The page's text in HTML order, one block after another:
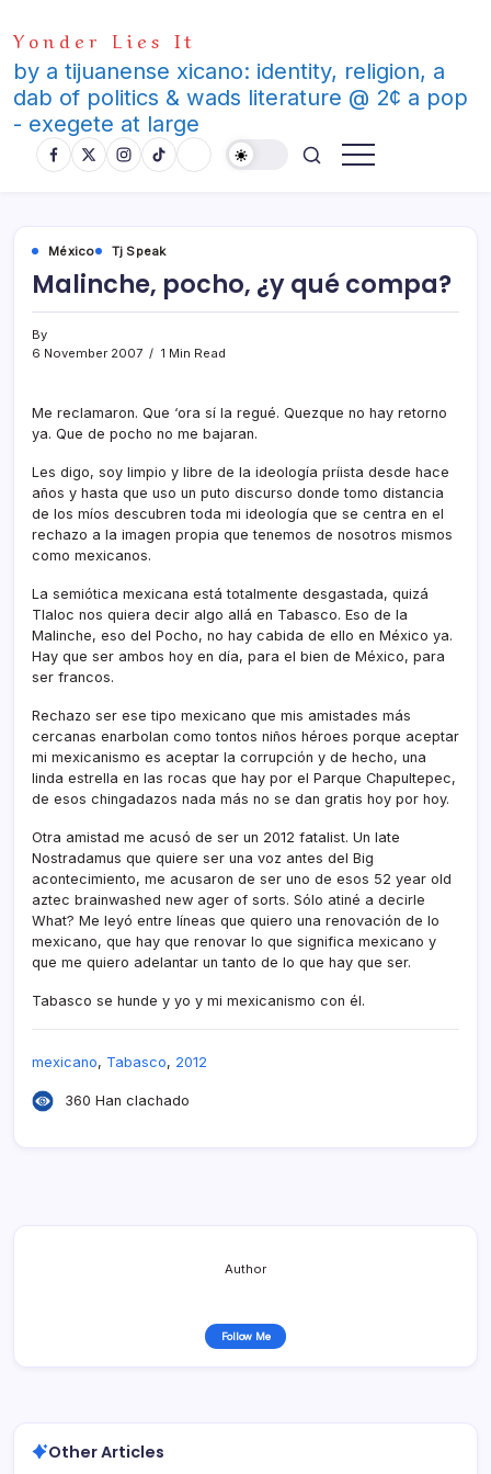
to
content
Yonder Lies It
by a tijuanense xicano: identity, religion, a
dab of politics & wads literature @ 2¢ a pop
- exegete at large
México Tj Speak
Malinche, pocho, ¿y qué compa?
By
6 November 2007
1 Min Read
Me reclamaron. Que ‘ora sí­ la regué. Quezque no hay retorno
ya. Que de pocho no me bajaran.
Les digo, soy limpio y libre de la ideologí­a prí­ista desde hace
años y hasta que uso un puto discurso donde tomo distancia
de los mí­os descubren toda mi ideologí­a que se centra en el
rechazo a la imagen propia que tenemos de nosotros mismos
como mexicanos.
La semiótica mexicana está totalmente desgastada, quizá
Tlaloc nos quiera decir algo allá en Tabasco. Eso de la
Malinche, eso del Pocho, no hay cabida de ello en México ya.
Hay que ser ambos hoy en dí­a, para el bien de México, para
ser francos.
Rechazo ser ese tipo mexicano que mis amistades más
cercanas enarbolan como tontos niños héroes porque aceptar
mi mexicanismo es aceptar la corrupción y de hecho, una
linda estrella en las rocas que hay por el Parque Chapultepec,
de esos chingadazos nada más no se dan gratis hoy por hoy.
Otra amistad me acusó de ser un 2012 fatalist. Un late
Nostradamus que quiere ser una voz antes del Big
acontecimiento, me acusaron de ser uno de esos 52 year old
aztec brainwashed new ager of sorts. Sólo atiné a decirle
What? Me leyó entre lí­neas que quiero una renovación de lo
mexicano, que hay que renovar lo que significa mexicano y
que me quiero adelantar un tanto de lo que hay que ser.
Tabasco se hunde y yo y mi mexicanismo con él.
mexicano, Tabasco, 2012
360 Han clachado
Author
Follow Me
Other Articles